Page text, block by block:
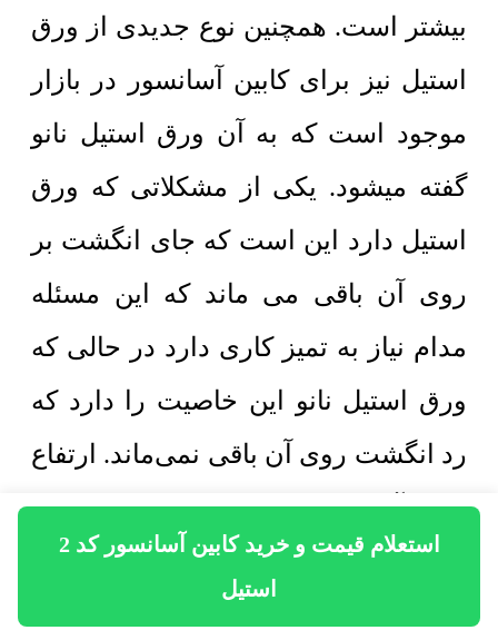
استعلام قیمت و خرید کابین آسانسور کد 2
استیل
بیشتر است. همچنین نوع جدیدی از ورق
استیل نیز برای کابین آسانسور در بازار
موجود است که به آن ورق استیل نانو
گفته میشود. یکی از مشکلاتی که ورق
استیل دارد این است که جای انگشت بر
روی آن باقی می ماند که این مسئله
مدام نیاز به تمیز کاری دارد در حالی که
ورق استیل نانو این خاصیت را دارد که
رد انگشت روی آن باقی نمی‌ماند. ارتفاع
کابین آسانسور از 190 سانتی‌متر تا حدود
250 سانتی‌متر متغیر است. با توجه به